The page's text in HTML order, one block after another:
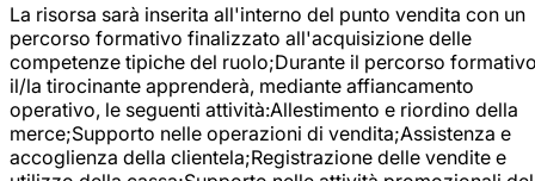
La risorsa sarà inserita all'interno del punto vendita con un
percorso formativo finalizzato all'acquisizione delle
competenze tipiche del ruolo;Durante il percorso
il/la tirocinante apprenderà, mediante affiancamento
operativo, le seguenti attività:Allestimento e riordino della
merce;Supporto nelle operazioni di vendita;Assistenza e
accoglienza della clientela;Registrazione delle vendite e